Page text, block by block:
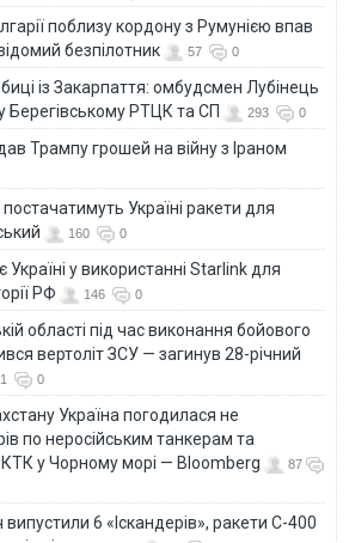
поблизу кордону з Румунією впав
безпілотник
57 0
із Закарпаття: омбудсмен Лубінець
Берегівському РТЦК та СП
293 0
Трампу грошей на війну з Іраном
Україні ракети для
160 0
Україні у використанні Starlink для
РФ
146 0
області під час виконання бойового
вертоліт ЗСУ — загинув 28-річний
0
Україна погодилася не
по неросійським танкерам та
КТК у Чорному морі — Bloomberg
87
випустили 6 «Іскандерів», ракети С-400